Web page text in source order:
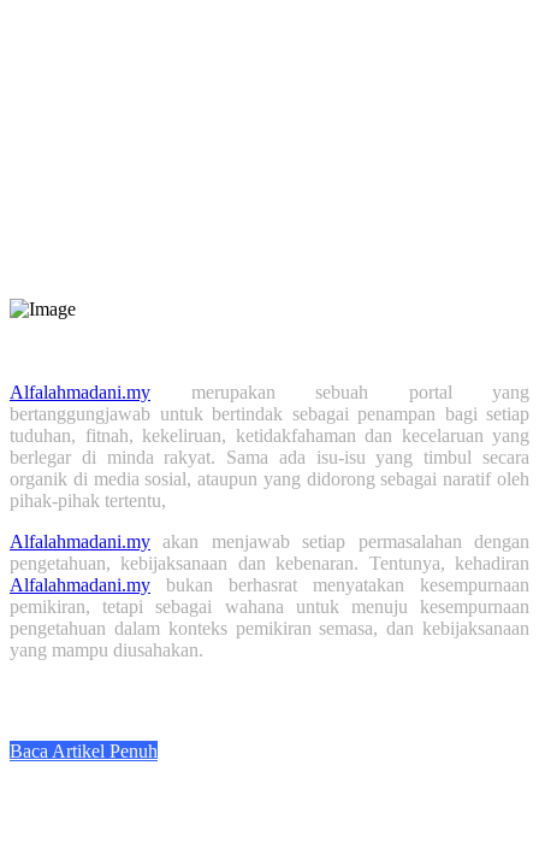
Alfalahmadani.my merupakan sebuah portal yang
bertanggungjawab untuk bertindak sebagai penampan bagi setiap
tuduhan, fitnah, kekeliruan, ketidakfahaman dan kecelaruan yang
berlegar di minda rakyat. Sama ada isu-isu yang timbul secara
organik di media sosial, ataupun yang didorong sebagai naratif oleh
pihak-pihak tertentu,
Alfalahmadani.my akan menjawab setiap permasalahan dengan
pengetahuan, kebijaksanaan dan kebenaran. Tentunya, kehadiran
Alfalahmadani.my bukan berhasrat menyatakan kesempurnaan
pemikiran, tetapi sebagai wahana untuk menuju kesempurnaan
pengetahuan dalam konteks pemikiran semasa, dan kebijaksanaan
yang mampu diusahakan.
Baca Artikel Penuh